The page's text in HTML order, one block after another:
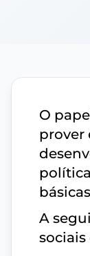
O
prover
A